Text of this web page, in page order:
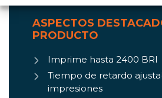
ASPECTOS
PRODUCTO
Imprime hasta 2400 BRI
Tiempo de retardo
impresiones